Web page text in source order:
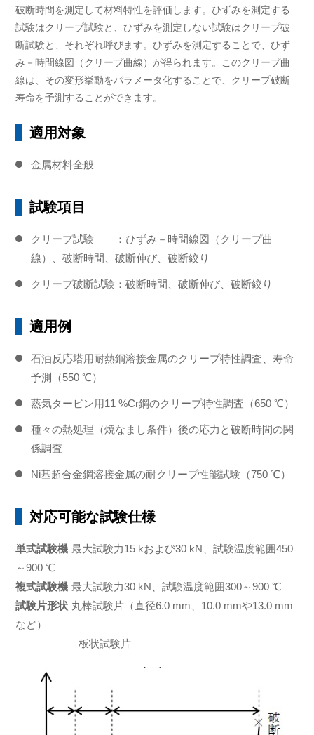
破断時間を測定して材料特性を評価します。ひずみを測定する
試験はクリープ試験と、ひずみを測定しない試験はクリープ破
断試験と、それぞれ呼びます。ひずみを測定することで、ひず
み－時間線図（クリープ曲線）が得られます。このクリープ曲
線は、その変形挙動をパラメータ化することで、クリープ破断
寿命を予測することができます。
適用対象
金属材料全般
試験項目
クリープ試験 ：ひずみ－時間線図（クリープ曲
線）、破断時間、破断伸び、破断絞り
クリープ破断試験：破断時間、破断伸び、破断絞り
適用例
石油反応塔用耐熱鋼溶接金属のクリープ特性調査、寿命
予測（550 ℃）
蒸気タービン用11 %Cr鋼のクリープ特性調査（650 ℃）
種々の熱処理（焼なまし条件）後の応力と破断時間の関
係調査
Ni基超合金鋼溶接金属の耐クリープ性能試験（750 ℃）
対応可能な試験仕様
単式試験機 最大試験力15 kおよび30 kN、試験温度範囲450
～900 ℃
複式試験機 最大試験力30 kN、試験温度範囲300～900 ℃
試験片形状 丸棒試験片（直径6.0 mm、10.0 mmや13.0 mm
など）
板状試験片